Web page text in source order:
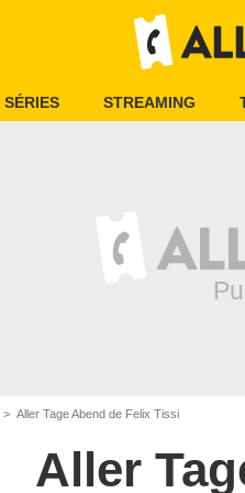
SÉRIES STREAMING
Aller Tage Abend de Felix Tissi
Aller